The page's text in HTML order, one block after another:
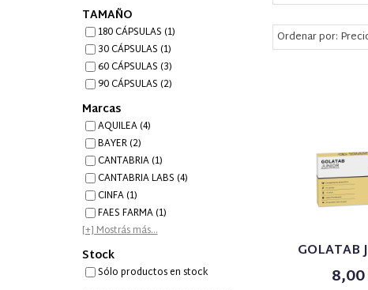
TAMAÑO
180 CÁPSULAS (1)
30 CÁPSULAS (1)
60 CÁPSULAS (3)
90 CÁPSULAS (2)
Marcas
AQUILEA (4)
BAYER (2)
CANTABRIA (1)
CANTABRIA LABS (4)
CINFA (1)
FAES FARMA (1)
[+] Mostrás más...
Stock
Sólo productos en stock
Ordenar por:
GOLATAB